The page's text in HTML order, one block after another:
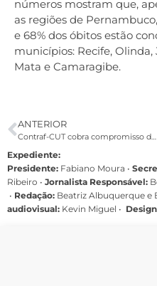
números mostram que,
as regiões de
e 68% dos óbitos estão
municípios: Recife,
Mata e Camaragibe.
ANTERIOR
Contraf-CUT cobra compromisso de não descomissionamento da Caixa
Expediente:
Presidente: Fabiano Moura •
Ribeiro • Jornalista Responsável:
• Redação: Beatriz Albuquerque e
audiovisual: Kevin Miguel •